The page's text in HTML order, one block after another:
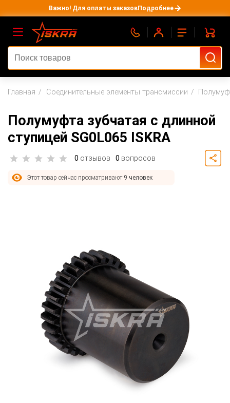
Важно! Для оплаты заказовПодробнее
Главная Соединительные элементы трансмиссии
Полумуфта зубчатая с длинной
ступицей SG0L065 ISKRA
0 отзывов 0 вопросов
Этот товар сейчас просматривают 9 человек